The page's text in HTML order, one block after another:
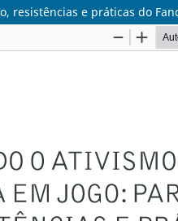
e práticas do